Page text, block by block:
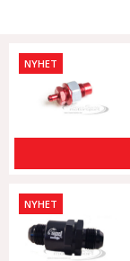
NYHET
NYHET